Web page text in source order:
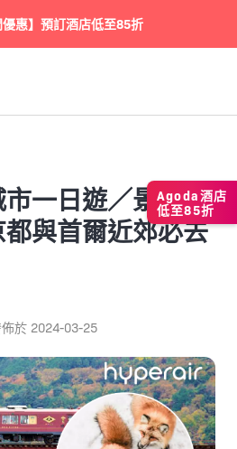
優惠】預訂酒店低至85折
市一日遊／景點推
與首爾近郊必去
於 2024-03-25
Agoda酒店
低至85折